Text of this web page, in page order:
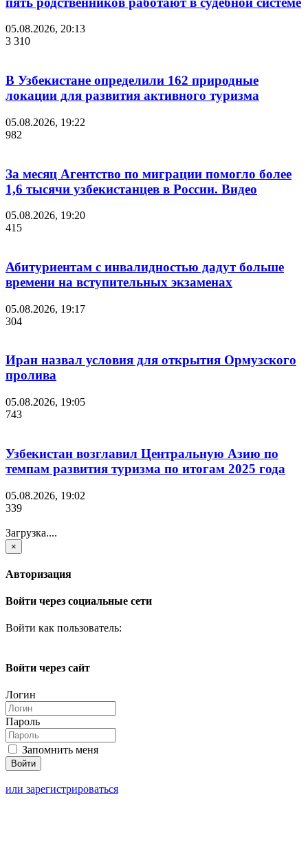
05.08.2026, 20:13
3 310
В Узбекистане определили 162 природные
локации для развития активного туризма
05.08.2026, 19:22
982
За месяц Агентство по миграции помогло более
1,6 тысячи узбекистанцев в России. Видео
05.08.2026, 19:20
415
Абитуриентам с инвалидностью дадут больше
времени на вступительных экзаменах
05.08.2026, 19:17
304
Иран назвал условия для открытия Ормузского
пролива
05.08.2026, 19:05
743
Узбекистан возглавил Центральную Азию по
темпам развития туризма по итогам 2025 года
05.08.2026, 19:02
339
Загрузка....
×
Авторизация
Войти через социальные сети
Войти как пользователь:
Войти через сайт
Логин
Пароль
Запомнить меня
или зарегистрироваться